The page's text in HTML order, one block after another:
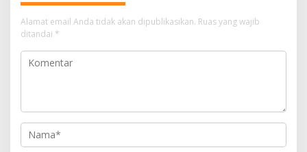
Alamat email Anda tidak akan dipublikasikan. Ruas yang wajib
ditandai *